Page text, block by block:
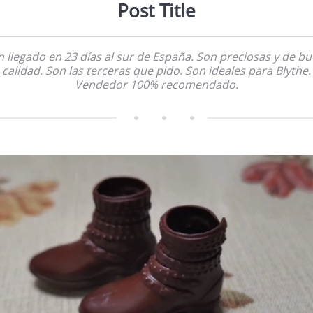
Post Title
llegado en 23 días al sur de España. Son preciosas y de
calidad. Son las terceras que pido. Son ideales para Blythe.
Vendedor 100% recomendado.